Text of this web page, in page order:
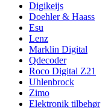
Digikeijs
Doehler & Haass
Esu
Lenz
Marklin Digital
Qdecoder
Roco Digital Z21
Uhlenbrock
Zimo
Elektronik tilbehør